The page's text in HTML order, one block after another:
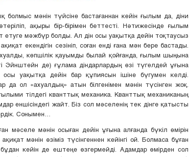
мәнін түйсіне бастағаннан кейін ғылым да, діни
ақыры бір-бірімен беттесті. Нәтижесінде ғылым
етуге мәжбүр болды. Ал дін осы уақытқа дейін тоқтаусыз
екендігін сезініп, соған енді ғана мән бере бастады.
көпшілік қауымды былай қойғанда, ғылым шыңына
Эйнштейн де) ғұлама діндарлардың өзі түгелдей ұғына
уақытқа дейін бар құпиясын ішіне бүгумен келді.
да ол «ахуалдың» атын білгенімен мәнін түсінген жоқ.
тілдегі кванттық механика. Кванттық механиканың
еншісіндегі жайт. Біз сол мәселенің тек дінге қатысты
Сонымен…
мәселе мәнін осыған дейін ұғына алғанда бүкіл өмірін
мәнін өзіміз түсінгеннен кейінгі ой. Болмаса бұған
кейін де ештеңе өзгермейді. Адамдар өмірден сол